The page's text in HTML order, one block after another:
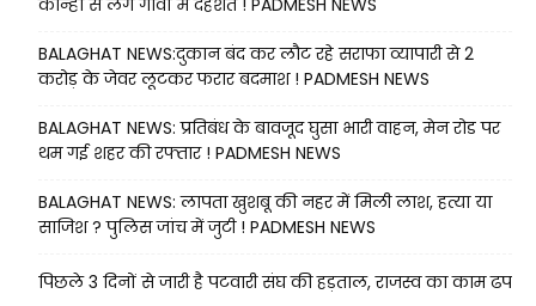
कान्हा से लगे गांवों में दहशत ! PADMESH NEWS
BALAGHAT NEWS:दुकान बंद कर लौट रहे सराफा व्यापारी से 2
करोड़ के जेवर लूटकर फरार बदमाश ! PADMESH NEWS
BALAGHAT NEWS: प्रतिबंध के बावजूद घुसा भारी वाहन, मेन रोड पर
थम गई शहर की रफ्तार ! PADMESH NEWS
BALAGHAT NEWS: लापता खुशबू की नहर में मिली लाश, हत्या या
साजिश ? पुलिस जांच में जुटी ! PADMESH NEWS
पिछले 3 दिनों से जारी है पटवारी संघ की हड़ताल, राजस्व का काम ढप